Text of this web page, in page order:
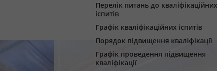
Перелік питань до кваліфікаційних
іспитів
Графік кваліфікаційних іспитів
Порядок підвищення кваліфікації
Графік проведення підвищення
кваліфікації